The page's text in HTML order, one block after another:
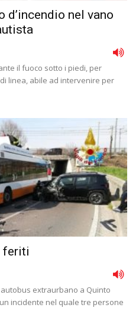
d’incendio nel vano
il fuoco sotto i piedi, per
linea, abile ad intervenire per
feriti
extraurbano a Quinto
incidente nel quale tre persone